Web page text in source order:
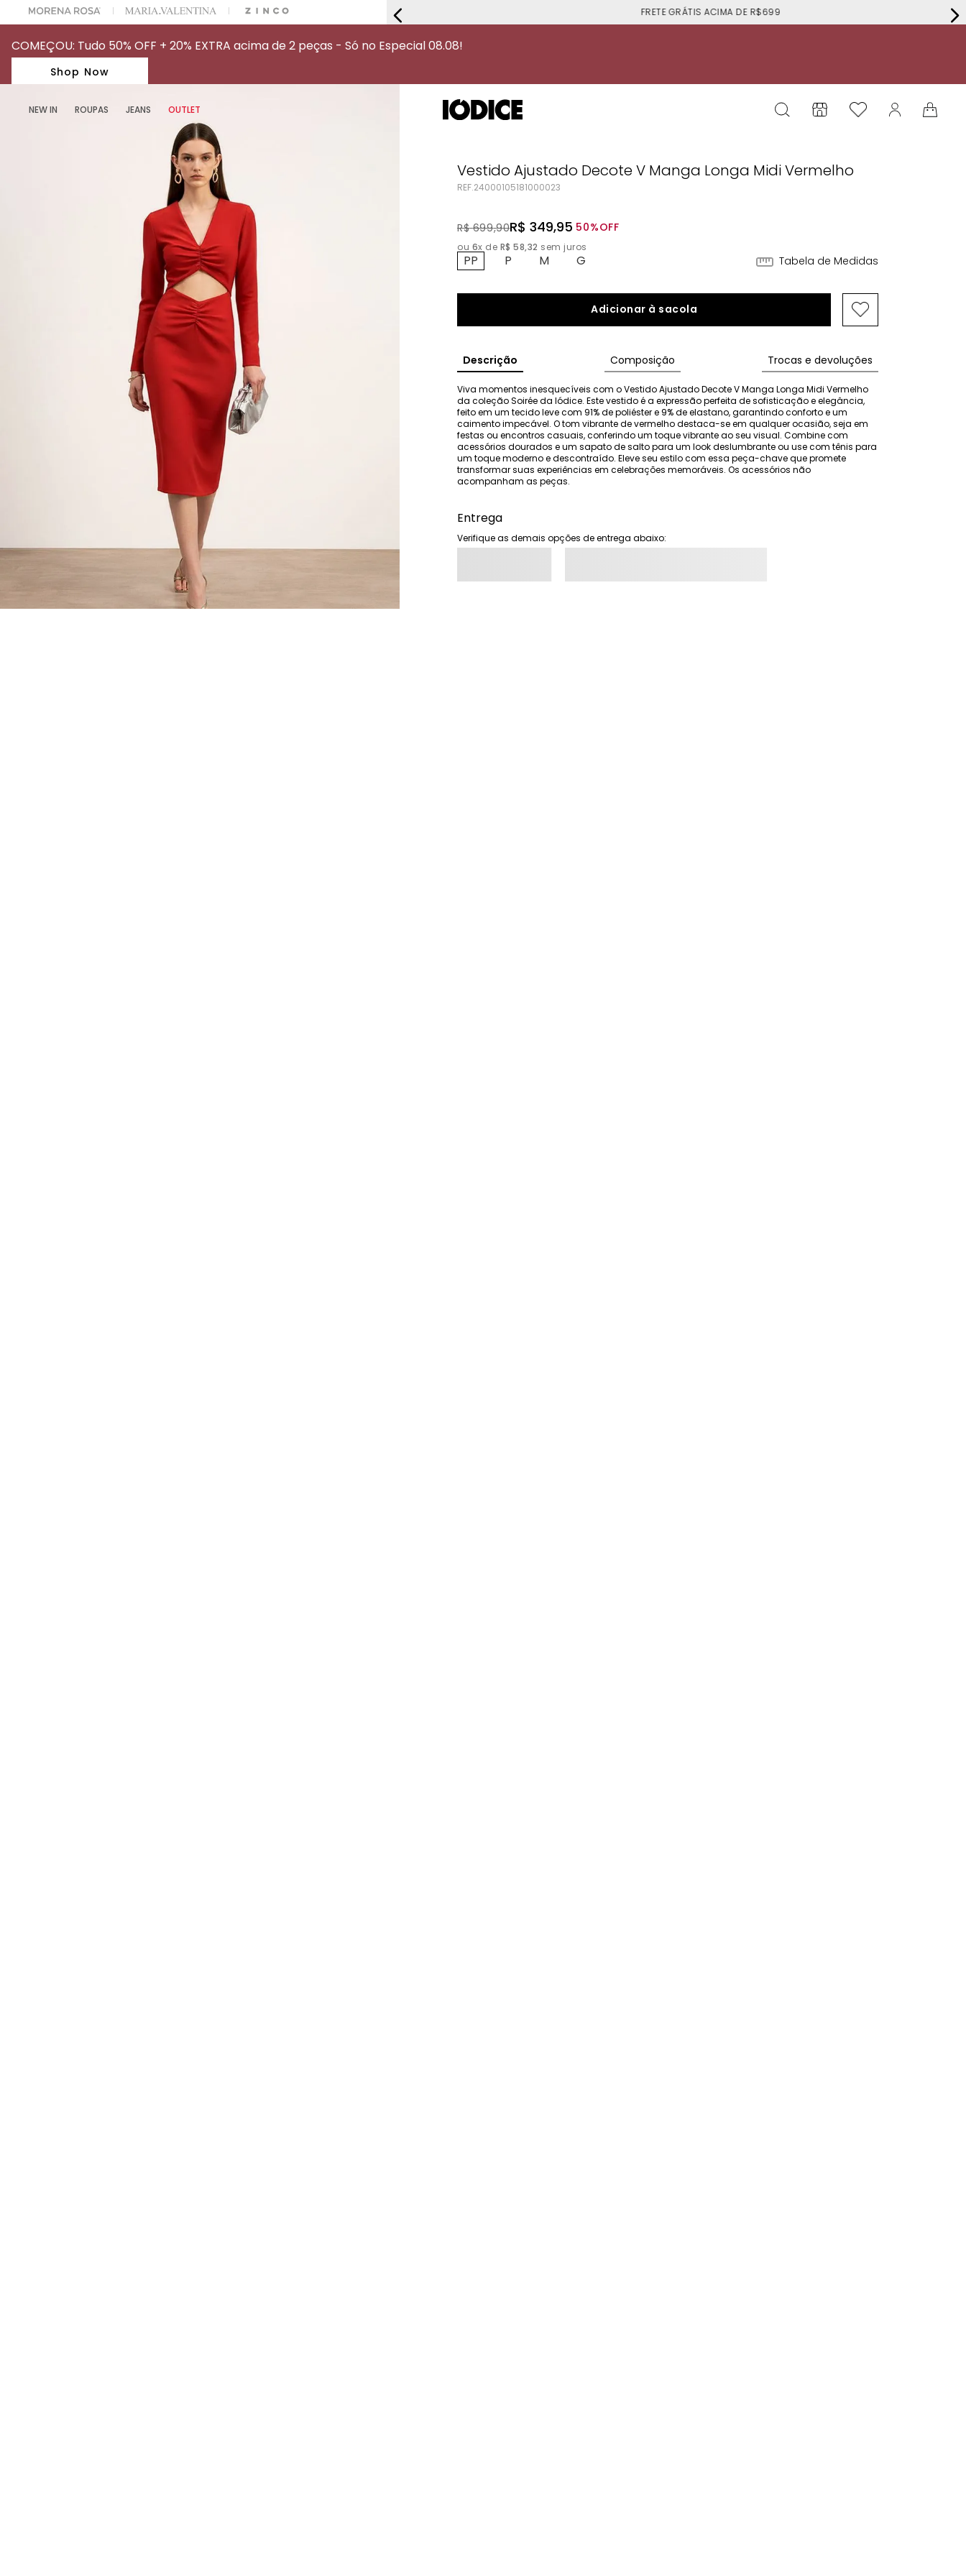
ESCOLHER SEU LOOK? FALE COM NOSSA PERSONAL SHOPPER. FRETE GRÁTIS ACIMA DE R$699
COMEÇOU: Tudo 50% OFF + 20% EXTRA acima de 2 peças - Só no Especial 08.08!
Shop Now
NEW IN ROUPAS JEANS OUTLET
Vestido Ajustado Decote V Manga Longa Midi Vermelho
REF.24000105181000023
R$ 699,90R$ 349,95 50%OFF
ou 6x de R$ 58,32 sem juros
PP P M G Tabela de Medidas
Adicionar à sacola
Descrição Composição Trocas e devoluções
Viva momentos inesquecíveis com o Vestido Ajustado Decote V Manga Longa Midi Vermelho
da coleção Soirée da Iódice. Este vestido é a expressão perfeita de sofisticação e elegância,
feito em um tecido leve com 91% de poliéster e 9% de elastano, garantindo conforto e um
caimento impecável. O tom vibrante de vermelho destaca-se em qualquer ocasião, seja em
festas ou encontros casuais, conferindo um toque vibrante ao seu visual. Combine com
acessórios dourados e um sapato de salto para um look deslumbrante ou use com tênis para
um toque moderno e descontraído. Eleve seu estilo com essa peça-chave que promete
transformar suas experiências em celebrações memoráveis. Os acessórios não
acompanham as peças.
Entrega
Verifique as demais opções de entrega abaixo: